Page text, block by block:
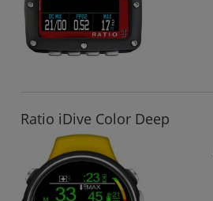
Ratio iDive Color Deep